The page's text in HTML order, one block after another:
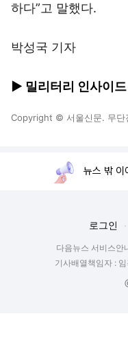
하다”고 말했다.
박성국 기자
▶ 밀리터리 인사이드
Copyright © 서울신문. 무단
뉴스 밖 이
로그인
다음뉴스 서비스안
기사배열책임자 :